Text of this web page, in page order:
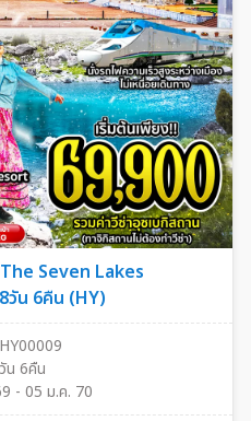
Seven Lakes
น 6คืน (HY)
น 6คืน
- 05 ม.ค. 70